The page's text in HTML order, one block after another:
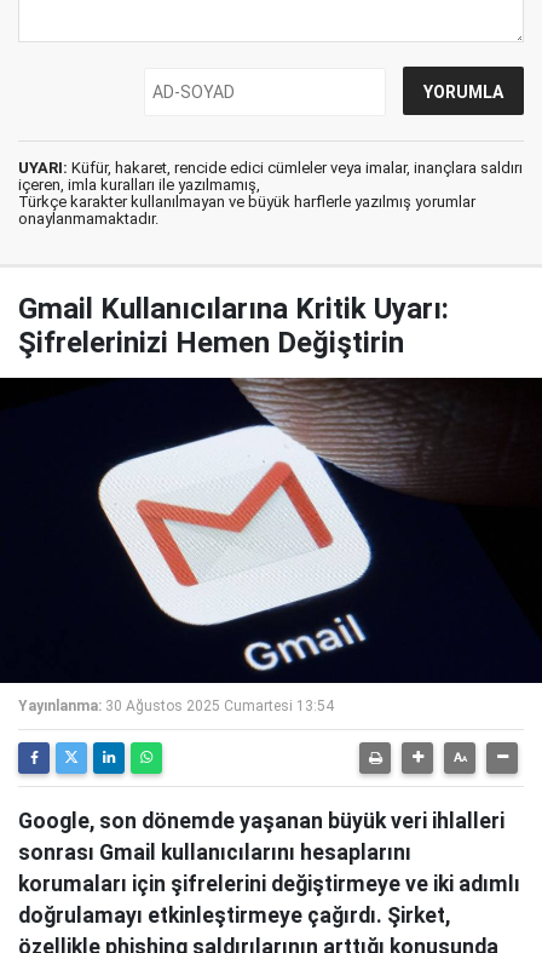
UYARI: Küfür, hakaret, rencide edici cümleler veya imalar, inançlara saldırı
içeren, imla kuralları ile yazılmamış,
Türkçe karakter kullanılmayan ve büyük harflerle yazılmış yorumlar
onaylanmamaktadır.
Gmail Kullanıcılarına Kritik Uyarı:
Şifrelerinizi Hemen Değiştirin
Yayınlanma: 30 Ağustos 2025 Cumartesi 13:54
Google, son dönemde yaşanan büyük veri ihlalleri
sonrası Gmail kullanıcılarını hesaplarını
korumaları için şifrelerini değiştirmeye ve iki adımlı
doğrulamayı etkinleştirmeye çağırdı. Şirket,
özellikle phishing saldırılarının arttığı konusunda